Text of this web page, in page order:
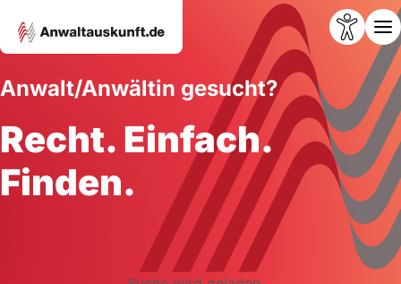
Anwalt/Anwältin gesucht?
Recht. Einfach.
Finden.